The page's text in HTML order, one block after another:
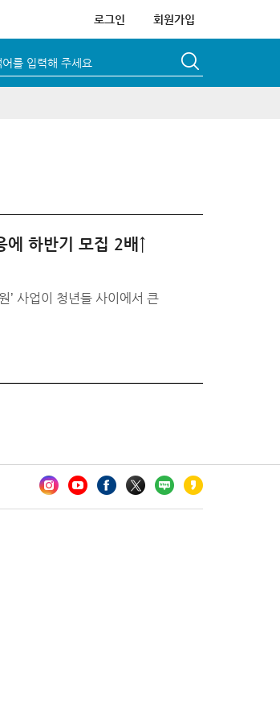
로그인 회원가입
어를 입력해 주세요
에 하반기 모집 2배↑
’ 사업이 청년들 사이에서 큰